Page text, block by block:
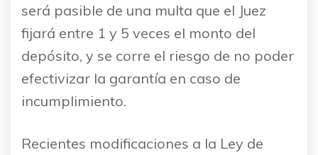
será pasible de una multa que el Juez
fijará entre 1 y 5 veces el monto del
depósito, y se corre el riesgo de no poder
efectivizar la garantía en caso de
incumplimiento.
Recientes modificaciones a la Ley de